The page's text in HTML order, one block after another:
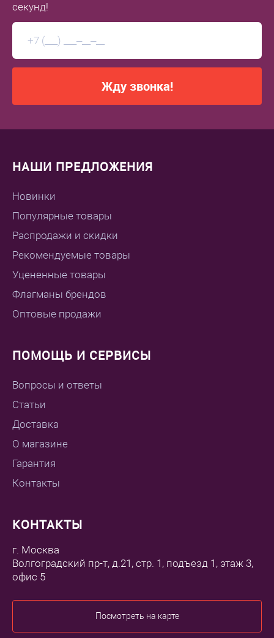
секунд!
Жду звонка!
НАШИ ПРЕДЛОЖЕНИЯ
Новинки
Популярные товары
Распродажи и скидки
Рекомендуемые товары
Уцененные товары
Флагманы брендов
Оптовые продажи
ПОМОЩЬ И СЕРВИСЫ
Вопросы и ответы
Статьи
Доставка
О магазине
Гарантия
Контакты
КОНТАКТЫ
г. Москва
Волгоградский пр-т, д.21, стр. 1, подъезд 1, этаж 3,
офис 5
Посмотреть на карте